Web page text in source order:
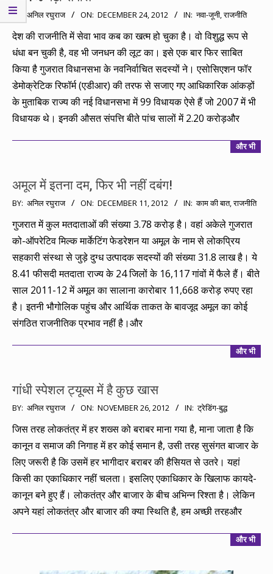
2012-
12-
24
BY: अनिल रघुराज ON: DECEMBER 24, 2012 IN: नवा-जूनी,राजनीति
देश की राजनीति में सेवा भाव कब का खत्म हो चुका है। वो विशुद्ध रूप से
धंधा बन चुकी है, वह भी जनधन की लूट का। इसे एक बार फिर साबित
किया है गुजरात विधानसभा के नवनिर्वाचित सदस्यों ने। एसोसिएशन फॉर
डेमोक्रेटिक रिफॉर्म (एडीआर) की तरफ से सजाए गए आधिकारिक आंकड़ों
के मुताबिक राज्य की नई विधानसभा में 99 विधायक ऐसे हैं जो 2007 में भी
विधायक थे। इनकी औसत संपत्ति बीते पांच सालों में 2.20 करोड़और
और भी
अमूल में इतना दम, फिर भी नहीं दबंग!
2012-
11
BY: अनिल रघुराज ON: DECEMBER 11, 2012 IN: काम की बात,राजनीति
गुजरात में कुल मतदाताओं की संख्या 3.78 करोड़ है। वहां अकेले गुजरात
को-ऑपरेटिव मिल्क मार्केटिंग फेडरेशन या अमूल के नाम से लोकप्रिय
सहकारी संस्था से जुड़े दुग्ध उत्पादक सदस्यों की संख्या 31.8 लाख है। ये
8.41 फीसदी मतदाता राज्य के 24 जिलों के 16,117 गांवों में फैले हैं। बीते
साल 2011-12 में अमूल का सालाना कारोबार 11,668 करोड़ रुपए रहा
है। इतनी भौगोलिक पहुंच और आर्थिक ताकत के बावजूद अमूल का कोई
संगठित राजनीतिक प्रभाव नहीं है।और
और भी
गांधी स्पेशल ट्यूब्स में है कुछ खास
2012-
11-
BY: अनिल रघुराज ON: NOVEMBER 26, 2012 IN: ट्रेडिंग-बुद्ध
जिस तरह लोकतंत्र में हर शख्स को बराबर माना गया है, माना जाता है कि
कानून व समाज की निगाह में हर कोई समान है, उसी तरह सुसंगत बाजार के
लिए जरूरी है कि उसमें हर भागीदार बराबर की हैसियत से उतरे। यहां
किसी का एकाधिकार नहीं चलता। इसलिए एकाधिकार के खिलाफ कायदे-
कानून बने हुए हैं। लोकतंत्र और बाजार के बीच अभिन्न रिश्ता है। लेकिन
अपने यहां लोकतंत्र और बाजार की क्या स्थिति है, हम अच्छी तरहऔर
और भी